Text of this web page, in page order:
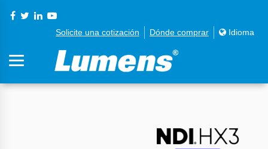
Solicite una cotización Dónde comprar Idioma